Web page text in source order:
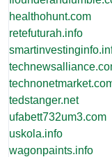
healthohunt.com
retefuturah.info
tedstanger.net
ufabett732um3.com
uskola.info
wagonpaints.info